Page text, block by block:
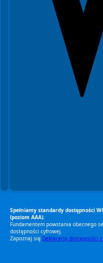
Spełniamy standardy dostępności
(poziom AAA).
Fundamentem powstania obecnego
dostępności cyfrowej.
Zapoznaj się Deklaracją dostępności